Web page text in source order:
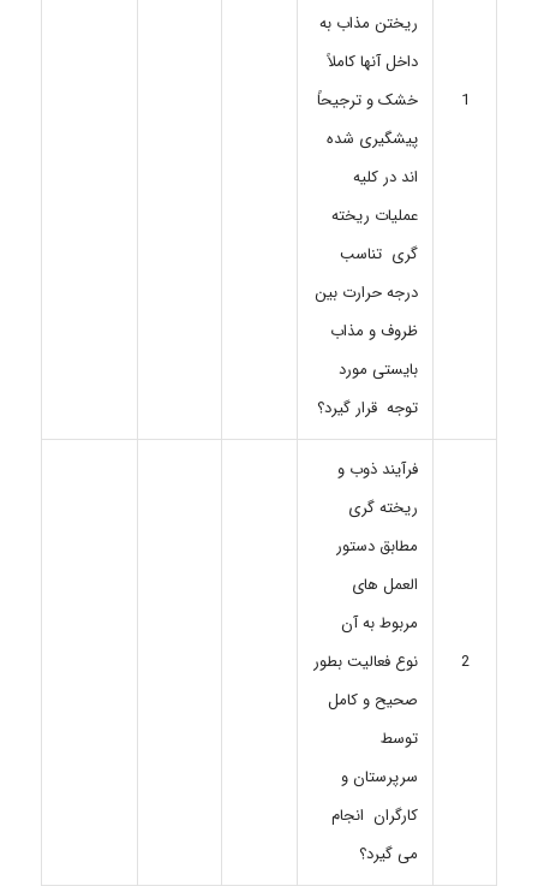
1
ریختن مذاب به
داخل آنها کاملاً
خشک و ترجیحاً
پیشگیری شده
اند در کلیه
عملیات ریخته
گری تناسب
درجه حرارت بین
ظروف و مذاب
بایستی مورد
توجه قرار گیرد؟
2
فرآیند ذوب و
ریخته گری
مطابق دستور
العمل های
مربوط به آن
نوع فعالیت بطور
صحیح و کامل
توسط
سرپرستان و
کارگران انجام
می گیرد؟